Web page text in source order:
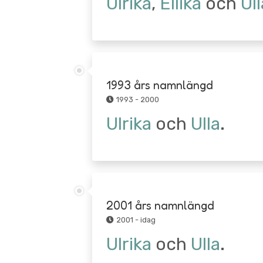
1993 års namnlängd
1993 - 2000
Ulrika och Ulla.
2001 års namnlängd
2001 - idag
Ulrika och Ulla.